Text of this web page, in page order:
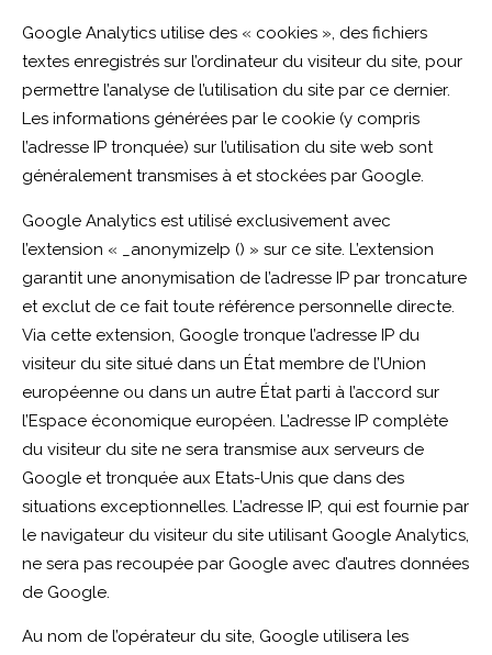
Google Analytics utilise des « cookies », des fichiers
textes enregistrés sur l’ordinateur du visiteur du site, pour
permettre l’analyse de l’utilisation du site par ce dernier.
Les informations générées par le cookie (y compris
l’adresse IP tronquée) sur l’utilisation du site web sont
généralement transmises à et stockées par Google.
Google Analytics est utilisé exclusivement avec
l’extension « _anonymizeIp () » sur ce site. L’extension
garantit une anonymisation de l’adresse IP par troncature
et exclut de ce fait toute référence personnelle directe.
Via cette extension, Google tronque l’adresse IP du
visiteur du site situé dans un État membre de l’Union
européenne ou dans un autre État parti à l’accord sur
l’Espace économique européen. L’adresse IP complète
du visiteur du site ne sera transmise aux serveurs de
Google et tronquée aux Etats-Unis que dans des
situations exceptionnelles. L’adresse IP, qui est fournie par
le navigateur du visiteur du site utilisant Google Analytics,
ne sera pas recoupée par Google avec d’autres données
de Google.
Au nom de l’opérateur du site, Google utilisera les